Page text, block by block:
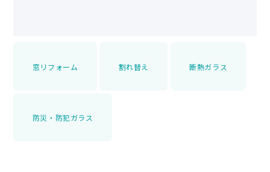
窓リフォーム 割れ替え 断熱ガラス
防災・防犯ガラス